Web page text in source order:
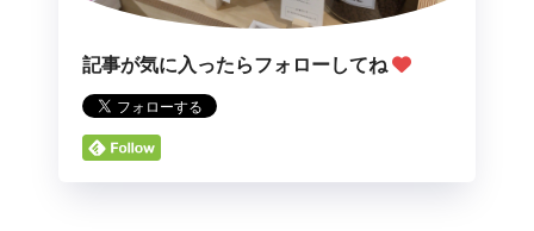
記事が気に入ったらフォローしてね